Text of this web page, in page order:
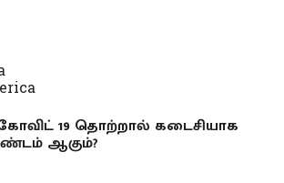
19 தொற்றால் கடைசியாக
ஆகும்?